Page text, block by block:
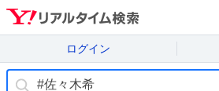
ログイン